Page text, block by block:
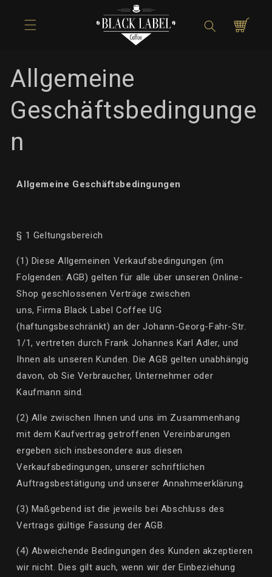
Inhalt
Warenkorb
Allgemeine
Geschäftsbedingunge
n
Allgemeine Geschäftsbedingungen
§ 1 Geltungsbereich
(1) Diese Allgemeinen Verkaufsbedingungen (im
Folgenden: AGB) gelten für alle über unseren Online-
Shop geschlossenen Verträge zwischen
uns, Firma Black Label Coffee UG
(haftungsbeschränkt) an der Johann-Georg-Fahr-Str.
1/1, vertreten durch Frank Johannes Karl Adler, und
Ihnen als unseren Kunden. Die AGB gelten unabhängig
davon, ob Sie Verbraucher, Unternehmer oder
Kaufmann sind.
(2) Alle zwischen Ihnen und uns im Zusammenhang
mit dem Kaufvertrag getroffenen Vereinbarungen
ergeben sich insbesondere aus diesen
Verkaufsbedingungen, unserer schriftlichen
Auftragsbestätigung und unserer Annahmeerklärung.
(3) Maßgebend ist die jeweils bei Abschluss des
Vertrags gültige Fassung der AGB.
(4) Abweichende Bedingungen des Kunden akzeptieren
wir nicht. Dies gilt auch, wenn wir der Einbeziehung